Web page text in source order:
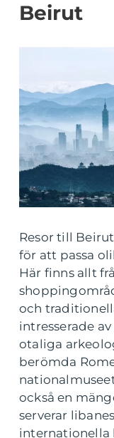
Beirut
Resor till
för att passa
Här finns allt
och
intresserade
otaliga
berömda
också en
serverar
internationella